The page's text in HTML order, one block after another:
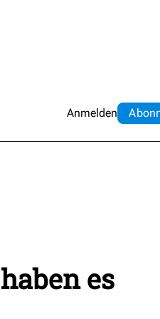
Anmelden Abo
es